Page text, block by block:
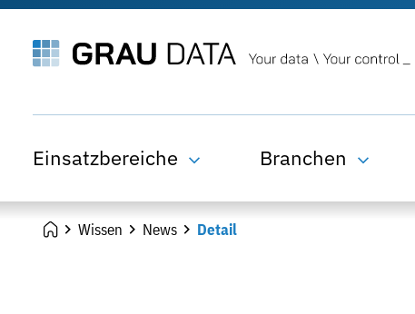
Einsatzbereiche Branchen
Wissen News Detail